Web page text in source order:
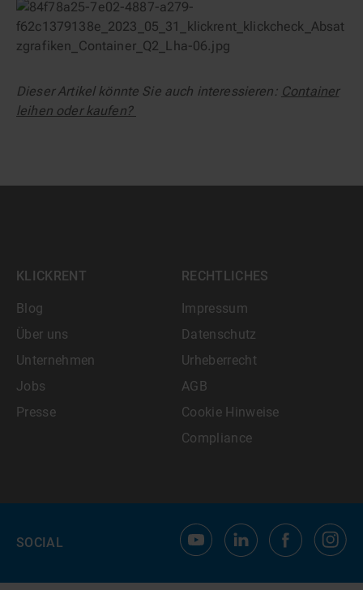
Dieser Artikel könnte Sie auch interessieren: Container
leihen oder kaufen?
KLICKRENT
Blog
Über uns
Unternehmen
Jobs
Presse
RECHTLICHES
Impressum
Datenschutz
Urheberrecht
AGB
Cookie Hinweise
Compliance
SOCIAL